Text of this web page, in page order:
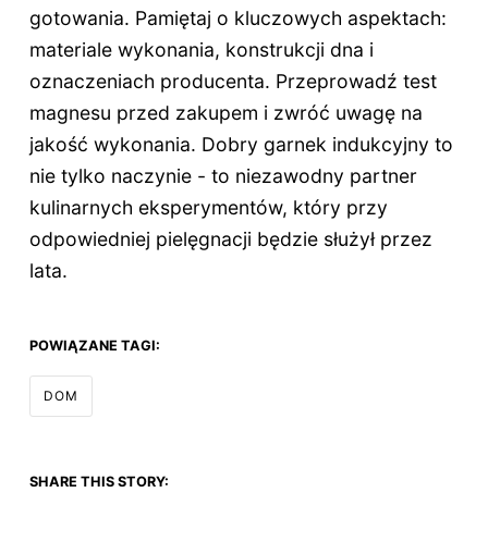
gotowania. Pamiętaj o kluczowych aspektach:
materiale wykonania, konstrukcji dna i
oznaczeniach producenta. Przeprowadź test
magnesu przed zakupem i zwróć uwagę na
jakość wykonania. Dobry garnek indukcyjny to
nie tylko naczynie - to niezawodny partner
kulinarnych eksperymentów, który przy
odpowiedniej pielęgnacji będzie służył przez
lata.
POWIĄZANE TAGI:
DOM
SHARE THIS STORY: